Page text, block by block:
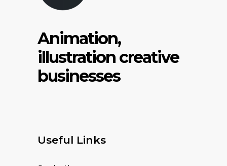
Animation,
illustration creative
businesses
Useful Links